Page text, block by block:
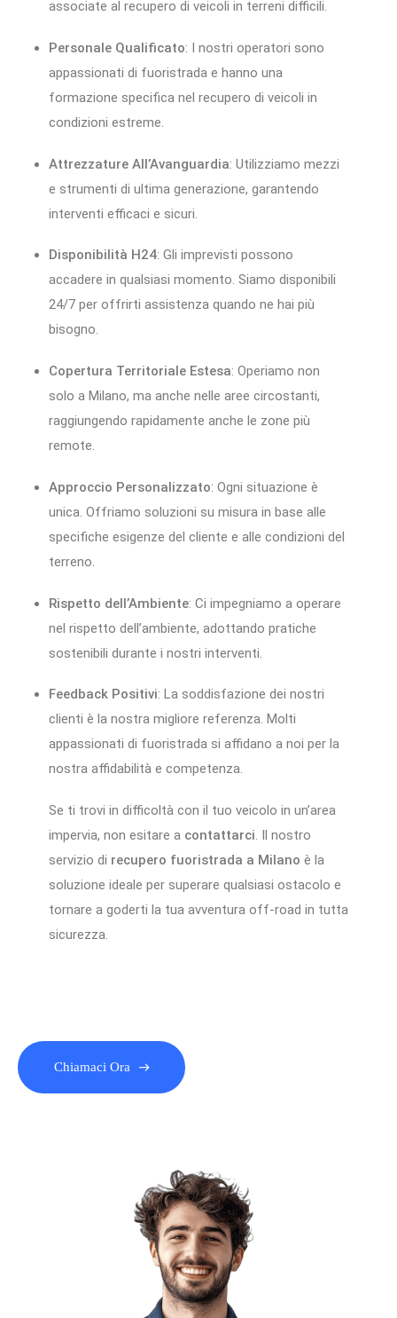
associate al recupero di veicoli in terreni difficili.
Personale Qualificato: I nostri operatori sono
appassionati di fuoristrada e hanno una
formazione specifica nel recupero di veicoli in
condizioni estreme.
Attrezzature All’Avanguardia: Utilizziamo mezzi
e strumenti di ultima generazione, garantendo
interventi efficaci e sicuri.
Disponibilità H24: Gli imprevisti possono
accadere in qualsiasi momento. Siamo disponibili
24/7 per offrirti assistenza quando ne hai più
bisogno.
Copertura Territoriale Estesa: Operiamo non
solo a Milano, ma anche nelle aree circostanti,
raggiungendo rapidamente anche le zone più
remote.
Approccio Personalizzato: Ogni situazione è
unica. Offriamo soluzioni su misura in base alle
specifiche esigenze del cliente e alle condizioni del
terreno.
Rispetto dell’Ambiente: Ci impegniamo a operare
nel rispetto dell’ambiente, adottando pratiche
sostenibili durante i nostri interventi.
Feedback Positivi: La soddisfazione dei nostri
clienti è la nostra migliore referenza. Molti
appassionati di fuoristrada si affidano a noi per la
nostra affidabilità e competenza.
Se ti trovi in difficoltà con il tuo veicolo in un’area
impervia, non esitare a contattarci. Il nostro
servizio di recupero fuoristrada a Milano è la
soluzione ideale per superare qualsiasi ostacolo e
tornare a goderti la tua avventura off-road in tutta
sicurezza.
Chiamaci Ora